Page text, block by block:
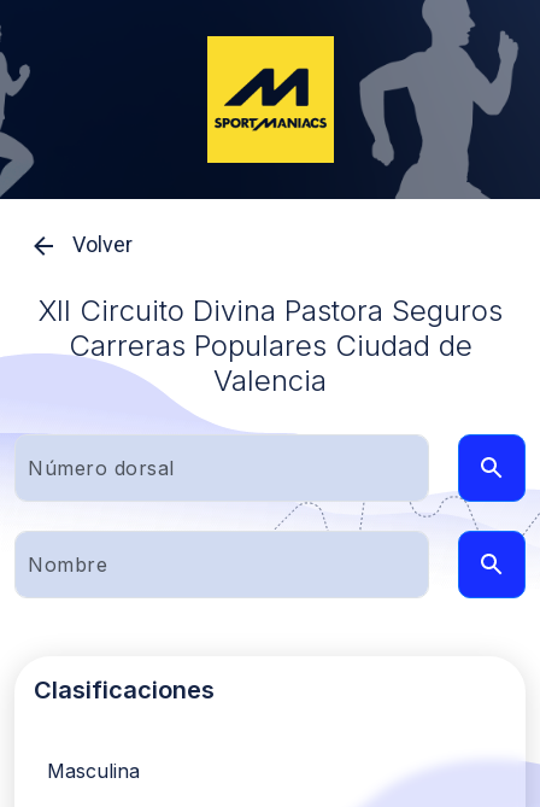
Volver
XII Circuito Divina Pastora Seguros
Carreras Populares Ciudad de
Valencia
Clasificaciones
Masculina